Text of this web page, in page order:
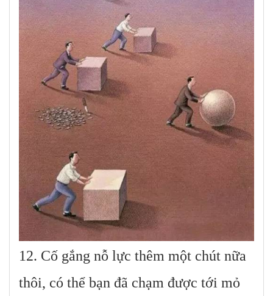
12. Cố gắng nỗ lực thêm một chút nữa
thôi, có thể bạn đã chạm được tới mỏ